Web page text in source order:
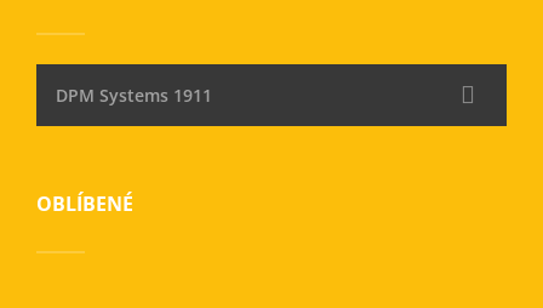
DPM Systems 1911
OBLÍBENÉ